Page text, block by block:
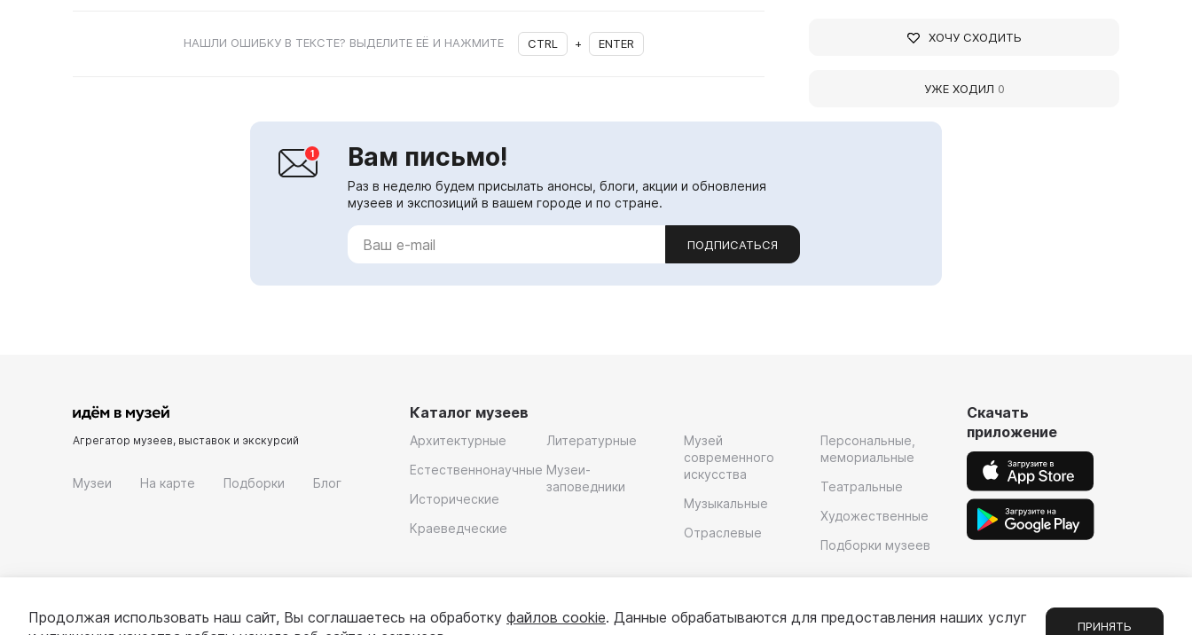
НАШЛИ ОШИБКУ В ТЕКСТЕ? ВЫДЕЛИТЕ ЕЁ И НАЖМИТЕ CTRL + ENTER ХОЧУ СХОДИТЬ
УЖЕ ХОДИЛ 0
Вам письмо!
Раз в неделю будем присылать анонсы, блоги, акции и обновления
музеев и экспозиций в вашем городе и по стране.
ПОДПИСАТЬСЯ
Агрегатор музеев, выставок и экскурсий
Музеи На карте Подборки Блог
Каталог музеев
Архитектурные
Естественнонаучные
Исторические
Краеведческие
Литературные
Музеи-
заповедники
Музей
современного
искусства
Музыкальные
Отраслевые
Персональные,
мемориальные
Театральные
Художественные
Подборки музеев
Скачать
приложение
Продолжая использовать наш сайт, Вы соглашаетесь на обработку файлов cookie. Данные обрабатываются для предоставления наших услуг
ПРИНЯТЬ